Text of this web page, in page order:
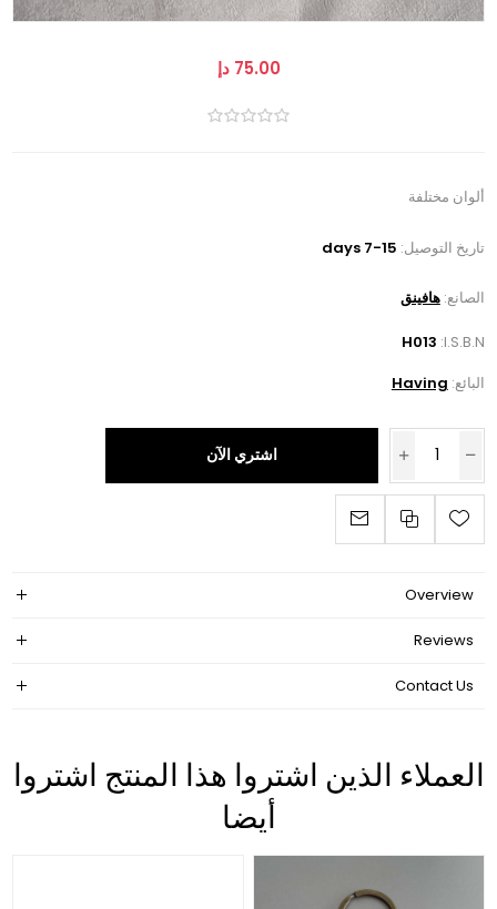
75.00 دإ
ألوان مختلفة
تاريخ التوصيل: 7-15 days
الصانع: هافينق
I.S.B.N:
H013
البائع: Having
اشتري الآن
Overview
Reviews
Contact Us
العملاء الذين اشتروا هذا المنتج اشتروا
أيضا